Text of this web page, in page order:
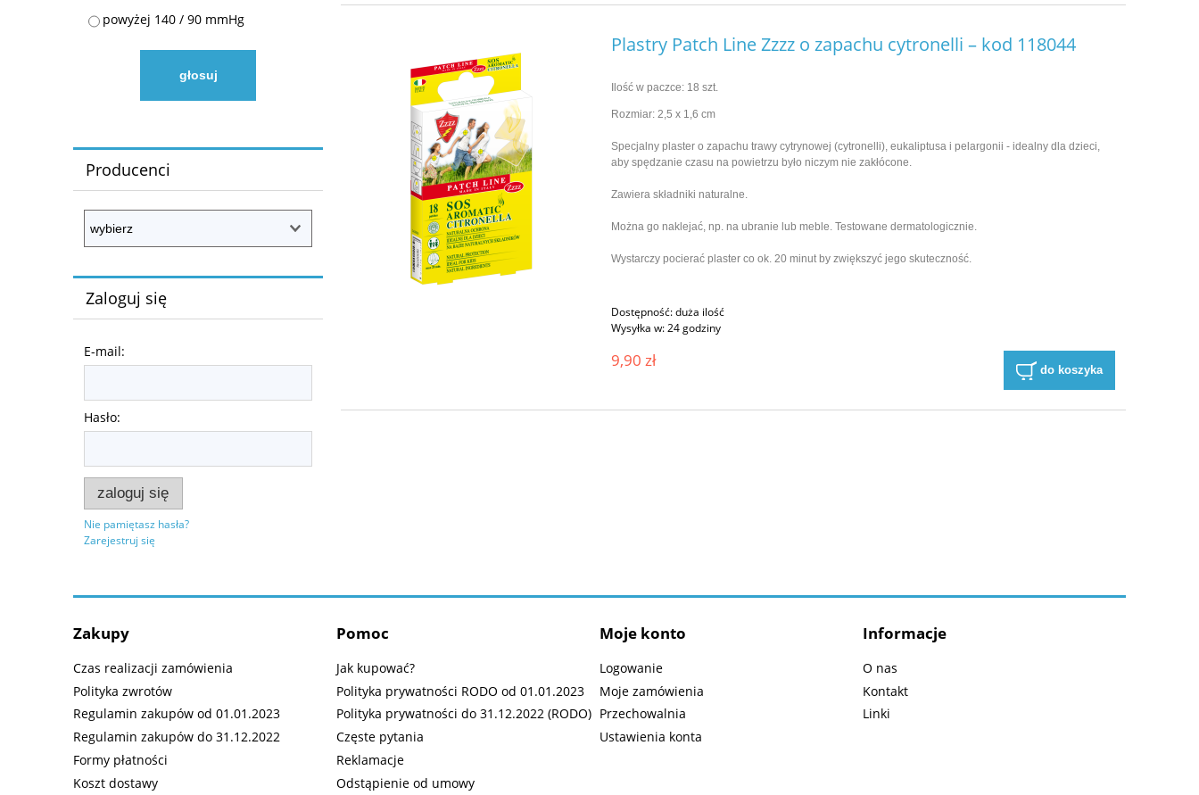
powyżej 140 / 90 mmHg
głosuj
Producenci
Zaloguj się
E-mail:
Hasło:
zaloguj się
Nie pamiętasz hasła?
Zarejestruj się
Plastry Patch Line Zzzz o zapachu cytronelli – kod 118044
Ilość w paczce: 18 szt.
Rozmiar: 2,5 x 1,6 cm
Specjalny plaster o zapachu trawy cytrynowej (cytronelli), eukaliptusa i pelargonii - idealny dla dzieci,
aby spędzanie czasu na powietrzu było niczym nie zakłócone.
Zawiera składniki naturalne.
Można go naklejać, np. na ubranie lub meble. Testowane dermatologicznie.
Wystarczy pocierać plaster co ok. 20 minut by zwiększyć jego skuteczność.
Dostępność:duża ilość
Wysyłka w:24 godziny
9,90 zł do koszyka
Zakupy
Czas realizacji zamówienia
Polityka zwrotów
Regulamin zakupów od 01.01.2023
Regulamin zakupów do 31.12.2022
Formy płatności
Koszt dostawy
Pomoc
Jak kupować?
Polityka prywatności RODO od 01.01.2023
Polityka prywatności do 31.12.2022 (RODO)
Częste pytania
Reklamacje
Odstąpienie od umowy
Moje konto
Logowanie
Moje zamówienia
Przechowalnia
Ustawienia konta
Informacje
O nas
Kontakt
Linki